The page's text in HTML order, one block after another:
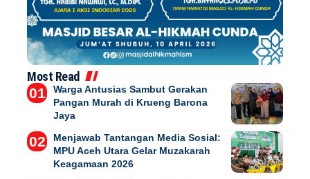
Most Read
Warga Antusias Sambut Gerakan
Pangan Murah di Krueng Barona
Jaya
Menjawab Tantangan Media Sosial:
MPU Aceh Utara Gelar Muzakarah
Keagamaan 2026